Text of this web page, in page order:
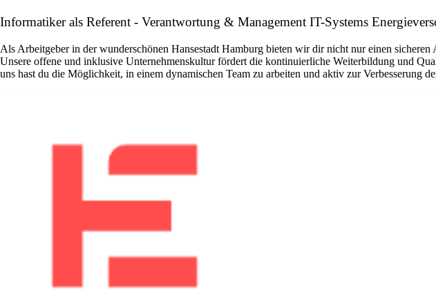
Informatiker als Referent - Verantwortung & Management IT-Systems
Als Arbeitgeber in der wunderschönen Hansestadt Hamburg bieten wir dir nicht nur einen
Unsere offene und inklusive Unternehmenskultur fördert die kontinuierliche Weiterbildung und
uns hast du die Möglichkeit, in einem dynamischen Team zu arbeiten und aktiv zur Verbesserung